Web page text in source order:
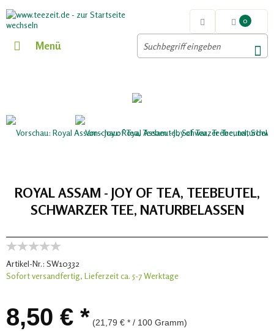
0
Menü
ROYAL ASSAM - JOY OF TEA, TEEBEUTEL,
SCHWARZER TEE, NATURBELASSEN
Artikel-Nr.: SW10332
Sofort versandfertig, Lieferzeit ca. 5-7 Werktage
8,50 € * (21,79 € * / 100 Gramm)